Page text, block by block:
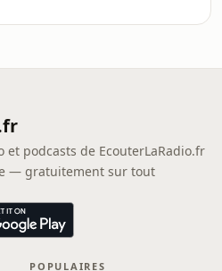
et podcasts de EcouterLaRadio.fr
— gratuitement sur tout
POPULAIRES